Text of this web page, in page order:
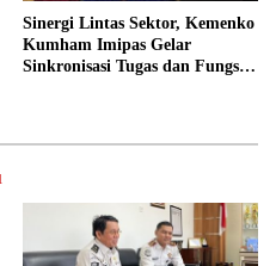
Sinergi Lintas Sektor, Kemenko
Kumham Imipas Gelar
Sinkronisasi Tugas dan Fungsi